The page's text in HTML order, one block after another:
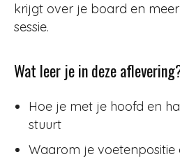
krijgt over je board en
sessie.
Wat leer je in deze
Hoe je met je hoofd en
stuurt
Waarom je voetenpositie